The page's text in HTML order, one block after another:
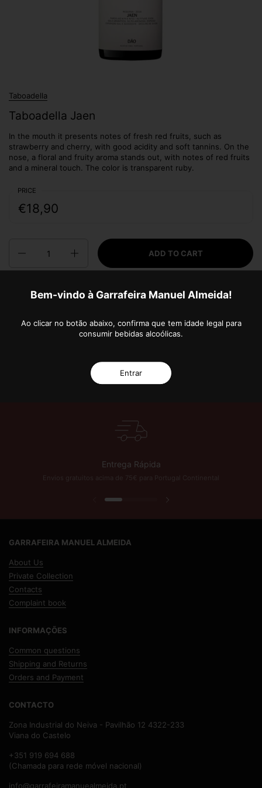
Taboadella
Taboadella Jaen
In the mouth it presents notes of fresh red fruits, such as
strawberry and cherry, with good acidity and soft tannins. On the
nose, a floral and fruity aroma stands out, with notes of red fruits
and a mineral touch. The color is transparent ruby.
PRICE
€18,90
ADD TO CART
Subscreva a nossa Newsletter e fique a par das novidades
Entrega Rápida
GARRAFEIRA MANUEL ALMEIDA
About Us
Private Collection
Contacts
Complaint book
INFORMAÇÕES
Common questions
Shipping and Returns
Orders and Payment
CONTACTO
Zona Industrial do Neiva - Pavilhão 12 4322-233
Viana do Castelo
+351 919 694 688
(Chamada para rede móvel nacional)
info@garrafeiramanuealmeida.pt
Bem-vindo à Garrafeira Manuel Almeida!
Ao clicar no botão abaixo, confirma que tem idade legal para
consumir bebidas alcoólicas.
Entrar